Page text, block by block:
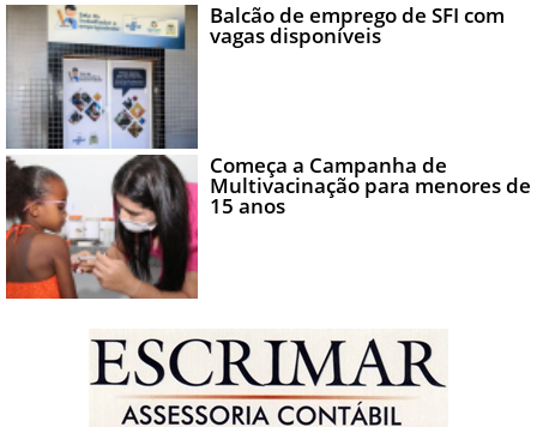
Balcão de emprego de SFI com
vagas disponíveis
Começa a Campanha de
Multivacinação para menores de
15 anos